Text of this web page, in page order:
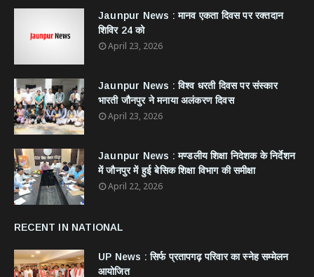
Jaunpur News : ​मानव एकता दिवस पर रक्तदान
शिविर 24 को
April 23, 2026
Jaunpur News : विश्व धरती दिवस पर संस्कार
भारती जौनपुर ने मनाया अलंकरण दिवस
April 23, 2026
Jaunpur News : ​मण्डलीय शिक्षा निदेशक के निर्देशन
में जौनपुर में हुई बेसिक शिक्षा विभाग की समीक्षा
April 22, 2026
RECENT IN NATIONAL
UP News : सिर्फ प्रतापगढ़ परिवार का स्नेह सम्मेलन
आयोजित